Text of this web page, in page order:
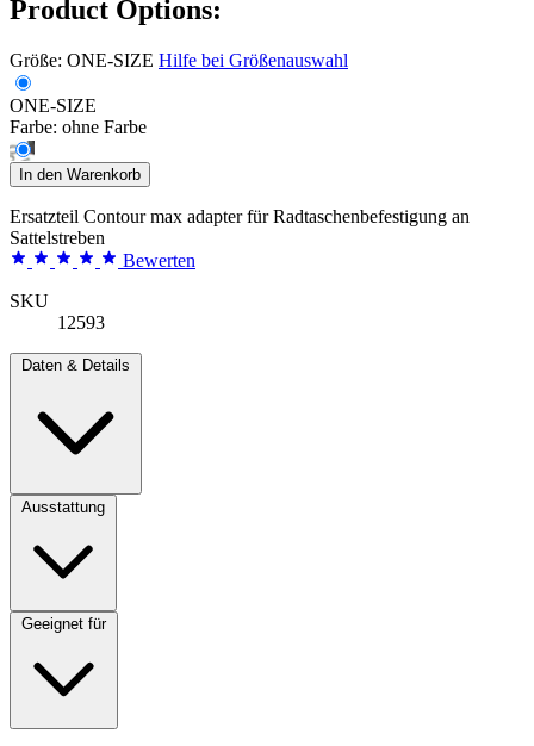
Product Options:
Größe: ONE-SIZE Hilfe bei Größenauswahl
ONE-SIZE
Farbe: ohne Farbe
In den Warenkorb
Ersatzteil Contour max adapter für Radtaschenbefestigung an
Sattelstreben
Bewerten
SKU
12593
Daten & Details
Ausstattung
Geeignet für